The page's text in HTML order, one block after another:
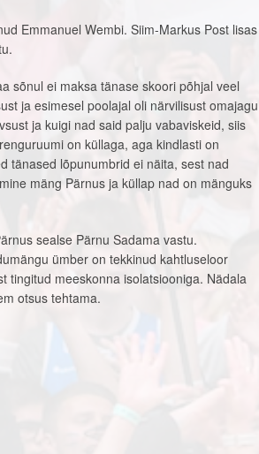
Emmanuel Wembi. Siim-Markus Post lisas
sõnul ei maksa tänase skoori põhjal veel
ja esimesel poolajal oli närvilisust omajagu
ja kuigi nad said palju vabaviskeid, siis
on küllaga, aga kindlasti on
tänased lõpunumbrid ei näita, sest nad
mäng Pärnus ja küllap nad on mänguks
sealse Pärnu Sadama vastu.
ümber on tekkinud kahtluseloor
tingitud meeskonna isolatsiooniga. Nädala
otsus tehtama.